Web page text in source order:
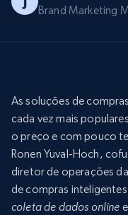
Brand Marketing
As soluções de
cada vez mais
o preço e com pouco
Ronen Yuval-Hoch,
diretor de operações da
de compras
coleta de dados online